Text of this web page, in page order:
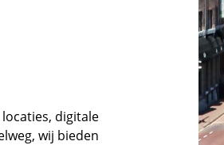
digitale
wij bieden